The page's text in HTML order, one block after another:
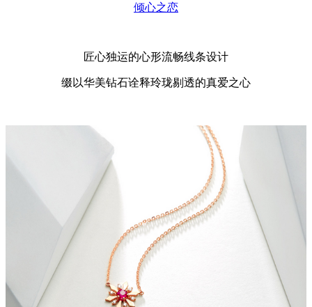
倾心之恋
匠心独运的心形流畅线条设计
缀以华美钻石诠释玲珑剔透的真爱之心